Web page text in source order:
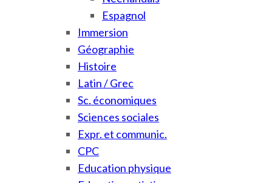
Espagnol
Immersion
Géographie
Histoire
Latin / Grec
Sc. économiques
Sciences sociales
Expr. et communic.
CPC
Education physique